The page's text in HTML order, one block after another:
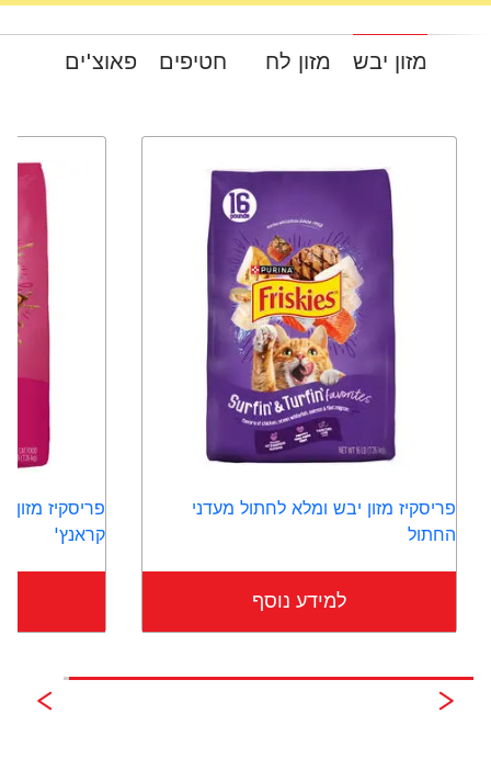
מזון יבש מזון לח חטיפים פאוצ'ים
פריסקיז מזון יבש ומלא לחתול מעדני
החתול
למידע נוסף
פריסקיז
קראנץ'